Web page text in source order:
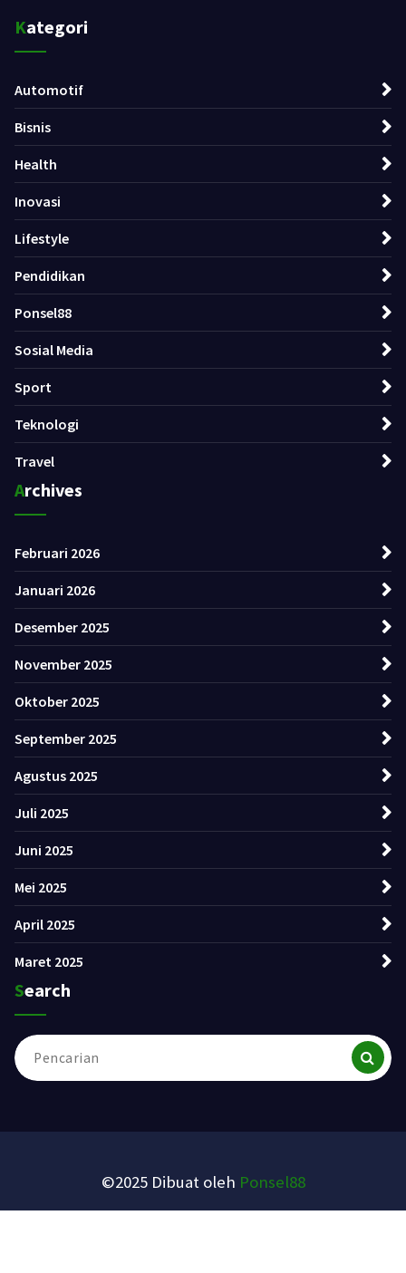
Kategori
Automotif
Bisnis
Health
Inovasi
Lifestyle
Pendidikan
Ponsel88
Sosial Media
Sport
Teknologi
Travel
Archives
Februari 2026
Januari 2026
Desember 2025
November 2025
Oktober 2025
September 2025
Agustus 2025
Juli 2025
Juni 2025
Mei 2025
April 2025
Maret 2025
Search
Pencarian
untuk:
©2025 Dibuat oleh Ponsel88